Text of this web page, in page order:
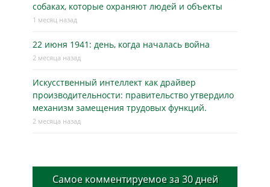
собаках, которые охраняют людей и объекты
1 месяц назад
22 июня 1941: день, когда началась война
2 месяца назад
Искусственный интеллект как драйвер
производительности: правительство утвердило
механизм замещения трудовых функций.
2 месяца назад
Самое комментируемое за 30 дней